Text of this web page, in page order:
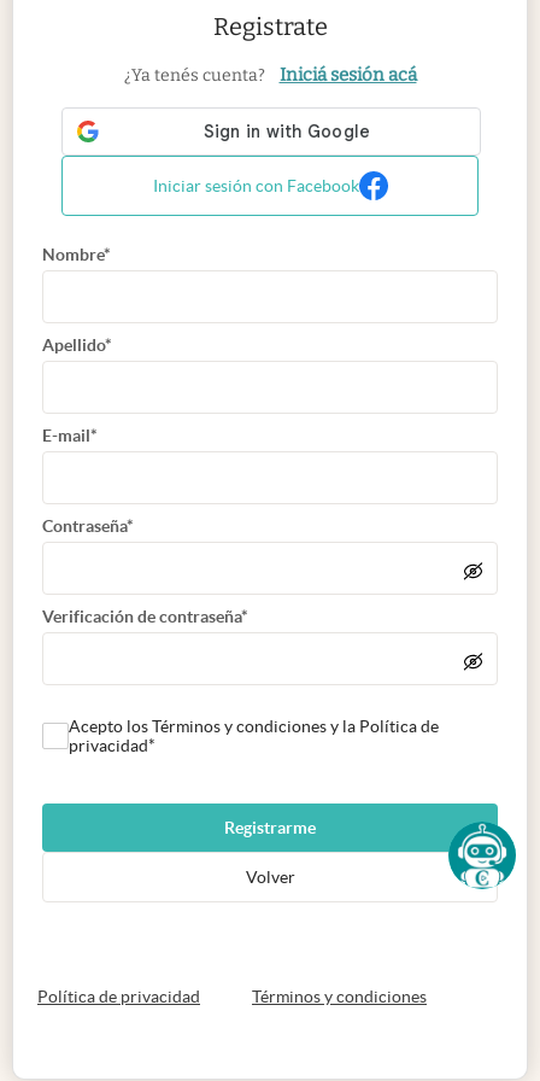
Registrate
¿Ya tenés cuenta? Iniciá sesión acá
Iniciar sesión con Facebook
Nombre*
Apellido*
E-mail*
Contraseña*
Verificación de contraseña*
Acepto los Términos y condiciones y la Política de
privacidad*
Registrarme
Volver
Política de privacidad abre en nueva pestaña
Términos y condicionesabre en nueva